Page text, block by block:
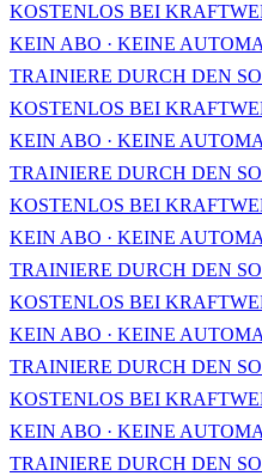
KOSTENLOS BEI
KEIN ABO · KEINE
TRAINIERE DURCH DEN
KOSTENLOS BEI
KEIN ABO · KEINE
TRAINIERE DURCH DEN
KOSTENLOS BEI
KEIN ABO · KEINE
TRAINIERE DURCH DEN
KOSTENLOS BEI
KEIN ABO · KEINE
TRAINIERE DURCH DEN
KOSTENLOS BEI
KEIN ABO · KEINE
TRAINIERE DURCH DEN